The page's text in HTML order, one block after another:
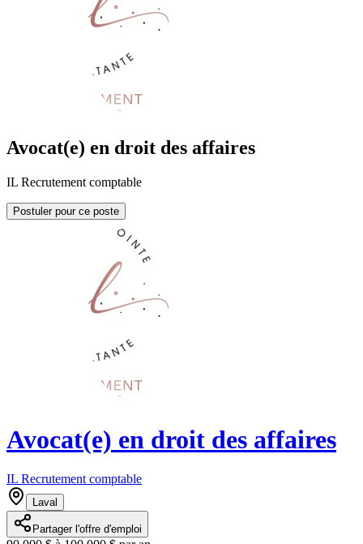
Avocat(e) en droit des affaires
IL Recrutement comptable
Postuler pour ce poste
Avocat(e) en droit des affaires
IL Recrutement comptable
Laval
Partager l'offre d'emploi